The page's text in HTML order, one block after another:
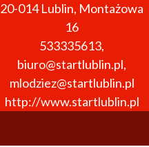
20-014 Lublin, Montażowa
16
533335613,
biuro@startlublin.pl,
mlodziez@startlublin.pl
http://www.startlublin.pl